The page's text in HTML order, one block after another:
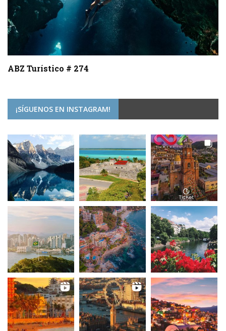
ABZ Turístico # 274
¡SÍGUENOS EN INSTAGRAM!